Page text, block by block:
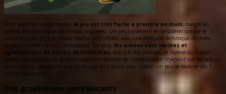
D’un point de vue gameplay, le jeu est très facile à prendre en main, malgré les
différentes techniques de combat proposées. On peut aisément le considérer comme le
précurseur des jeux de Mixed Martial Arts (MMA), avec une difficulté technique moindre
comparativement à UFC Undisputed. De plus, les arènes sont variées et
agrémentées de décors destructibles, tels que des voitures, et l’arène du métro
permet par exemple de se débarrasser directement de l’adversaire en l’éjectant sur les rails au
bon moment. Les matchs à 4, en équipe de 2 ou en solo, cassent un peu la routine des 1
contre 1 successifs.
Des graphismes convaincants